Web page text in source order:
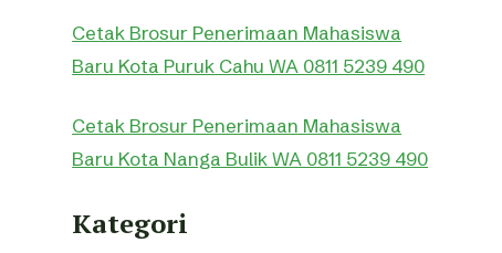
Cetak Brosur Penerimaan Mahasiswa
Baru Kota Puruk Cahu WA 0811 5239 490
Cetak Brosur Penerimaan Mahasiswa
Baru Kota Nanga Bulik WA 0811 5239 490
Kategori